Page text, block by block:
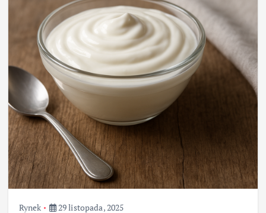
Rynek 29 listopada, 2025